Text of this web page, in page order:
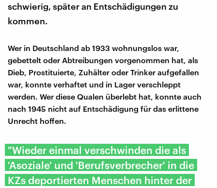
schwierig, später an Entschädigungen zu
kommen.
Wer in Deutschland ab 1933 wohnungslos war,
gebettelt oder Abtreibungen vorgenommen hat, als
Dieb, Prostituierte, Zuhälter oder Trinker aufgefallen
war, konnte verhaftet und in Lager verschleppt
werden. Wer diese Qualen überlebt hat, konnte auch
nach 1945 nicht auf Entschädigung für das erlittene
Unrecht hoffen.
"Wieder einmal verschwinden die als
'Asoziale' und 'Berufsverbrecher' in die
KZs deportierten Menschen hinter der